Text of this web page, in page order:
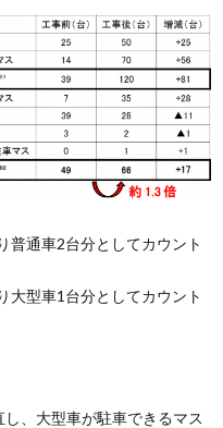
通車2台分としてカウント
型車1台分としてカウント
、大型車が駐車できるマス